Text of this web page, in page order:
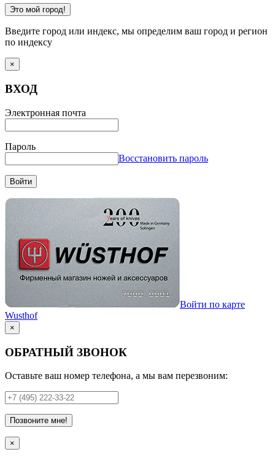
Это мой город!
Введите город или индекс, мы определим ваш город и регион
по индексу
×
ВХОД
Электронная почта
Пароль
Восстановить пароль
Войти
Войти по карте
Wusthof
×
ОБРАТНЫЙ ЗВОНОК
Оставьте ваш номер телефона, а мы вам перезвоним:
Позвоните мне!
×